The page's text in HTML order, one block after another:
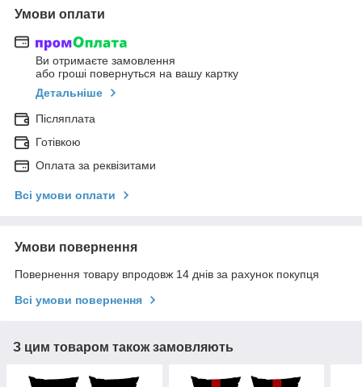
Умови оплати
Ви отримаєте замовлення
або гроші повернуться на вашу картку
Детальніше
Післяплата
Готівкою
Оплата за реквізитами
Всі умови оплати
Умови повернення
Повернення товару впродовж 14 днів за рахунок покупця
Всі умови повернення
З цим товаром також замовляють